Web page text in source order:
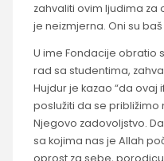
zahvaliti ovim ljudima za
je neizmjerna. Oni su
U ime Fondacije obratio
rad sa studentima,
Hujdur je kazao “da ovaj
poslužiti da se
Njegovo zadovoljstvo.
sa kojima nas je Allah